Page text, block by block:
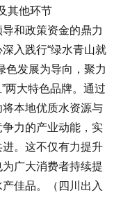
其他环节
和政策资金的鼎力
入践行“绿水青山就
色发展为导向，聚力
两大特色品牌。通过
本地优质水资源与
力的产业动能，实
。这不仅有力提升
广大消费者持续提
佳品。（四川出入